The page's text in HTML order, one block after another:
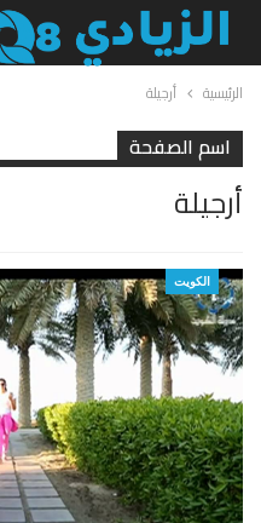
الرئيسية أرجيلة
اسم الصفحة
أرجيلة
الكويت